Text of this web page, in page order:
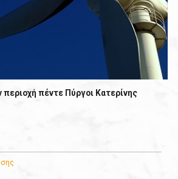
περιοχή πέντε Πύργοι Κατερίνης